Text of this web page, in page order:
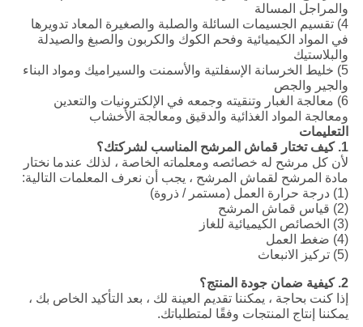
والمراجل المسالة
4) تقسيم الجسيمات السائلة والصلبة والصغيرة المعاد تدويرها
في المواد الكيميائية وفحم الكوك والكربون والصبغ والصيدلة
والبلاستيك
5) خليط الخرسانة الإسفلتية والأسمنت والسيراميك ومواد البناء
والجير والجص
6) معالجة الغبار وتنقيته وجمعه في الإلكترونيات والتعدين
ومعالجة المواد الغذائية والدقيق ومعالجة الأخشاب
التعليمات
1. كيف تختار قماش المرشح المناسب لشركتك؟
لأن كل مرشح له خصائصه ومعلماته الخاصة ، لذلك عندما نختار
مادة المرشح لقماش المرشح ، يجب أن نعرف المعلمات التالية:
(1) درجة حرارة العمل (مستمر / ذروة)
(2) قياس قماش المرشح
(3) الخصائص الكيميائية للغاز
(4) ضغط العمل
(5) تركيز الانبعاث
2. كيفية ضمان جودة المنتج؟
إذا كنت بحاجة ، يمكننا تقديم العينة لك ، بعد التأكيد الخاص بك ،
يمكننا إنتاج المنتجات وفقًا لمتطلباتك.